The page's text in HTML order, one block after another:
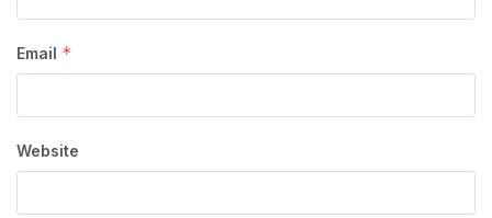
Email *
Website